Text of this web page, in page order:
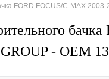
FORD FOCUS/C-MAX
- OEM